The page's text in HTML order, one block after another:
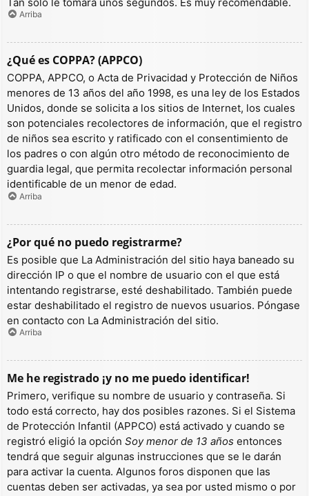
Arriba
¿Qué es COPPA? (APPCO)
COPPA, APPCO, o Acta de Privacidad y Protección de Niños
menores de 13 años del año 1998, es una ley de los Estados
Unidos, donde se solicita a los sitios de Internet, los cuales
son potenciales recolectores de información, que el registro
de niños sea escrito y ratificado con el consentimiento de
los padres o con algún otro método de reconocimiento de
guardia legal, que permita recolectar información personal
identificable de un menor de edad.
Arriba
¿Por qué no puedo registrarme?
Es posible que La Administración del sitio haya baneado su
dirección IP o que el nombre de usuario con el que está
intentando registrarse, esté deshabilitado. También puede
estar deshabilitado el registro de nuevos usuarios. Póngase
en contacto con La Administración del sitio.
Arriba
Me he registrado ¡y no me puedo identificar!
Primero, verifique su nombre de usuario y contraseña. Si
todo está correcto, hay dos posibles razones. Si el Sistema
de Protección Infantil (APPCO) está activado y cuando se
registró eligió la opción Soy menor de 13 años entonces
tendrá que seguir algunas instrucciones que se le darán
para activar la cuenta. Algunos foros disponen que las
cuentas deben ser activadas, ya sea por usted mismo o por